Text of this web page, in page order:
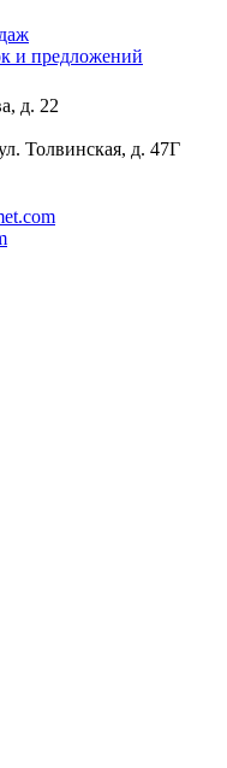
и предложений
д. 22
Толвинская, д. 47Г